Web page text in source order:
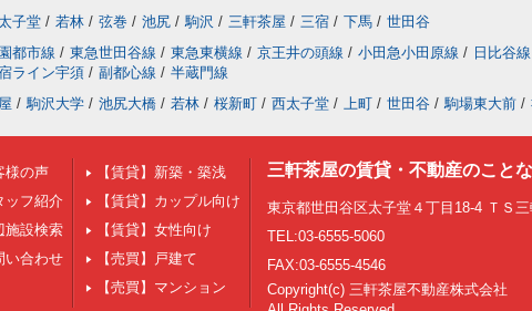
子堂 / 若林 / 弦巻 / 池尻 / 駒沢 / 三軒茶屋 / 三宿 / 下馬 / 世田谷
都市線 / 東急世田谷線 / 東急東横線 / 京王井の頭線 / 小田急小田原線 / 日比谷線
ライン宇須 / 副都心線 / 半蔵門線
/ 駒沢大学 / 池尻大橋 / 若林 / 桜新町 / 西太子堂 / 上町 / 世田谷 / 駒場東大前 /
様の声
ッフ紹介
施設検索
い合わせ
【賃貸】新築・築浅
【賃貸】カップル向け
【賃貸】女性向け
【売買】戸建て
【売買】マンション
三軒茶屋の賃貸・不動産のこと
東京都世田谷区太子堂４丁目18-4 ＴＳ
TEL:03-6555-5060
FAX:03-6555-4546
Copyright(c) 三軒茶屋不動産株式会社